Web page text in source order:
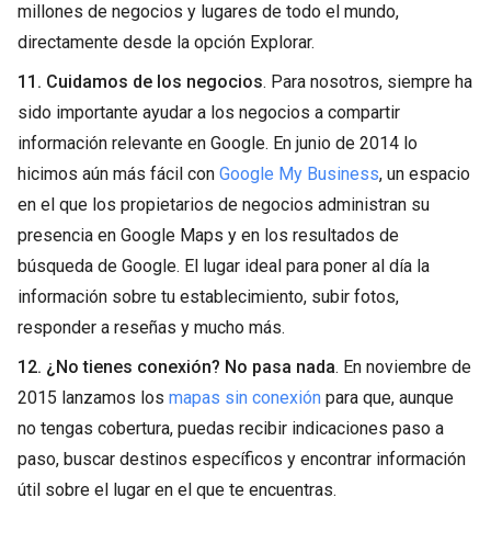
millones de negocios y lugares de todo el mundo,
directamente desde la opción Explorar.
11. Cuidamos de los negocios. Para nosotros, siempre ha
sido importante ayudar a los negocios a compartir
información relevante en Google. En junio de 2014 lo
hicimos aún más fácil con Google My Business, un espacio
en el que los propietarios de negocios administran su
presencia en Google Maps y en los resultados de
búsqueda de Google. El lugar ideal para poner al día la
información sobre tu establecimiento, subir fotos,
responder a reseñas y mucho más.
12. ¿No tienes conexión? No pasa nada. En noviembre de
2015 lanzamos los mapas sin conexión para que, aunque
no tengas cobertura, puedas recibir indicaciones paso a
paso, buscar destinos específicos y encontrar información
útil sobre el lugar en el que te encuentras.